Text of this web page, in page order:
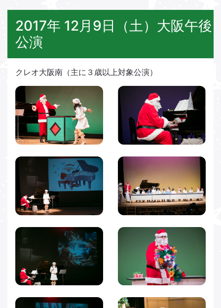
2017年 12月9日（土）大阪午後
公演
クレオ大阪南（主に３歳以上対象公演）